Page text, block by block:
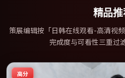
精品
策展编辑按「日韩在线观看-高清视
完成度与可看性三重过
高分